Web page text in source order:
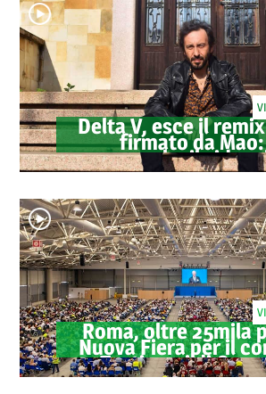
Delta V, esce il
firmato da
anche il
Roma, oltre 25mila
Nuova Fiera per il
Testimoni di